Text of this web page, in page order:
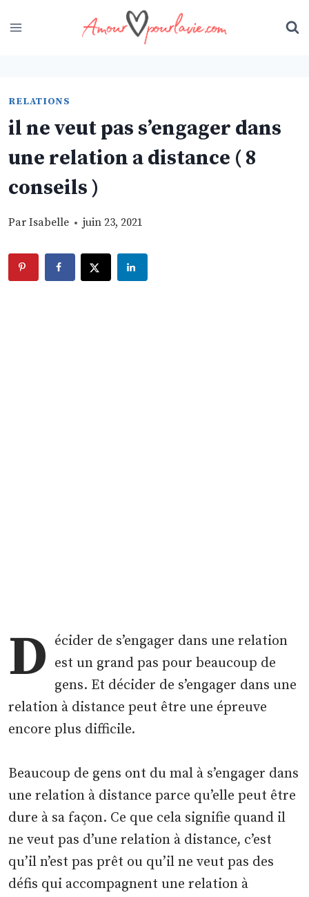
to
RELATIONS
il ne veut pas s’engager dans
une relation a distance ( 8
conseils )
Par Isabelle juin 23, 2021
D écider de s’engager dans une relation
est un grand pas pour beaucoup de
gens. Et décider de s’engager dans une
relation à distance peut être une épreuve
encore plus difficile.
Beaucoup de gens ont du mal à s’engager dans
une relation à distance parce qu’elle peut être
dure à sa façon. Ce que cela signifie quand il
ne veut pas d’une relation à distance, c’est
qu’il n’est pas prêt ou qu’il ne veut pas des
défis qui accompagnent une relation à